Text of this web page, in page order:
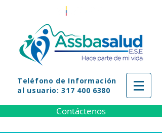
Teléfono de Información
al usuario: 317 400 6380
Contáctenos